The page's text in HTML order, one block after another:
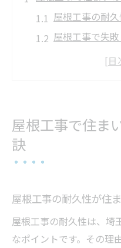
屋根工事の耐
屋根工事で失
耐久性の高い
策
屋根工事に最
屋根工事で住ま
訣
屋根工事の耐久性が住
屋根工事の耐久性は、埼
なポイントです。その理